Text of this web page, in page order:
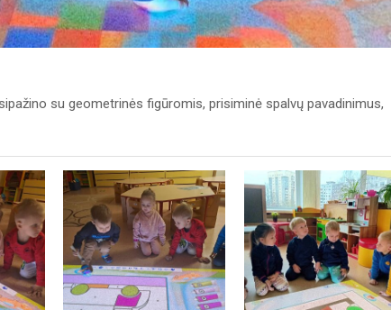
su geometrinės figūromis, prisiminė spalvų pavadinimus,